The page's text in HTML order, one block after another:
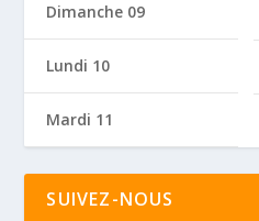
Dimanche 09
Lundi 10
Mardi 11
SUIVEZ-NOUS